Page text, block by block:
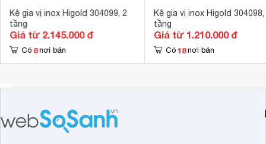
Kệ gia vị inox Higold 304099, 2
tầng
Giá từ 2.145.000 đ
Có 8 nơi bán
Kệ gia vị inox Higold 304098,
tầng
Giá từ 1.210.000 đ
Có 18 nơi bán